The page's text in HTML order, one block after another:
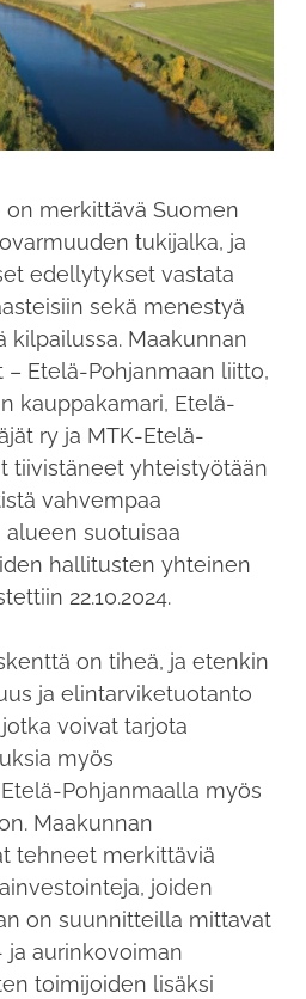
on merkittävä Suomen
tukijalka, ja
edellytykset vastata
sekä menestyä
kilpailussa. Maakunnan
– Etelä-Pohjanmaan liitto,
kauppakamari, Etelä-
ry ja MTK-Etelä-
tiivistäneet yhteistyötään
vahvempaa
suotuisaa
hallitusten yhteinen
22.10.2024.
on tiheä, ja etenkin
ja elintarviketuotanto
voivat tarjota
myös
Pohjanmaalla myös
Maakunnan
tehneet merkittäviä
joiden
on suunnitteilla mittavat
aurinkovoiman
toimijoiden lisäksi